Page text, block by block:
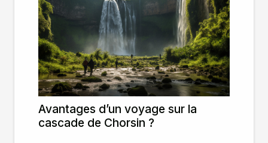
Avantages d’un voyage sur la
cascade de Chorsin ?